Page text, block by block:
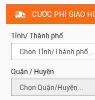
CƯỚC PHÍ GIAO
Tỉnh/ Thành phố
Quận / Huyện